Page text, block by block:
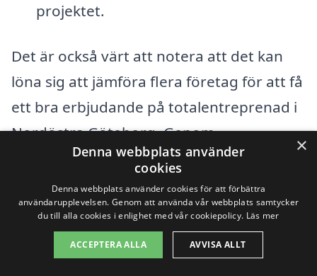
projektet.
Det är också värt att notera att det kan
löna sig att jämföra flera företag för att få
ett bra erbjudande på totalentreprenad i
Nordöstra Göteborg. Genom
totalentreprenad-pris.se kan du enkelt
begära offerter från olika företag som
specialiserar sig på totalentreprenader.
Detta gör det lättare att se vilka alternativ
som finns samt att hitta ett företag som
×
Denna webbplats använder
cookies
Denna webbplats använder cookies för att förbättra
användarupplevelsen. Genom att använda vår webbplats samtycker
du till alla cookies i enlighet med vår cookiepolicy. Läs mer
ACCEPTERA ALLA AVVISA ALLT